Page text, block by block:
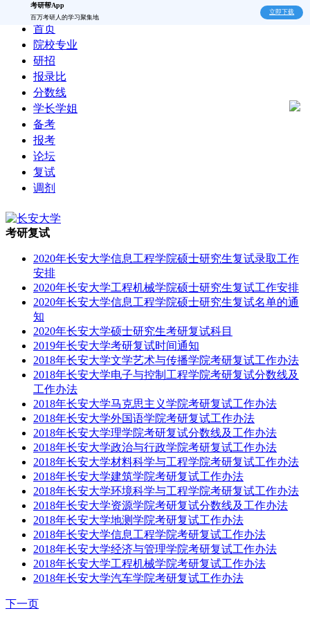
考研帮App
百万考研人的学习聚集地
立即下载
首页
院校专业
研招
报录比
分数线
学长学姐
备考
报考
论坛
复试
调剂
考研复试
2020年长安大学信息工程学院硕士研究生复试录取工作
安排
2020年长安大学工程机械学院硕士研究生复试工作安排
2020年长安大学信息工程学院硕士研究生复试名单的通
知
2020年长安大学硕士研究生考研复试科目
2019年长安大学考研复试时间通知
2018年长安大学文学艺术与传播学院考研复试工作办法
2018年长安大学电子与控制工程学院考研复试分数线及
工作办法
2018年长安大学马克思主义学院考研复试工作办法
2018年长安大学外国语学院考研复试工作办法
2018年长安大学理学院考研复试分数线及工作办法
2018年长安大学政治与行政学院考研复试工作办法
2018年长安大学材料科学与工程学院考研复试工作办法
2018年长安大学建筑学院考研复试工作办法
2018年长安大学环境科学与工程学院考研复试工作办法
2018年长安大学资源学院考研复试分数线及工作办法
2018年长安大学地测学院考研复试工作办法
2018年长安大学信息工程学院考研复试工作办法
2018年长安大学经济与管理学院考研复试工作办法
2018年长安大学工程机械学院考研复试工作办法
2018年长安大学汽车学院考研复试工作办法
下一页